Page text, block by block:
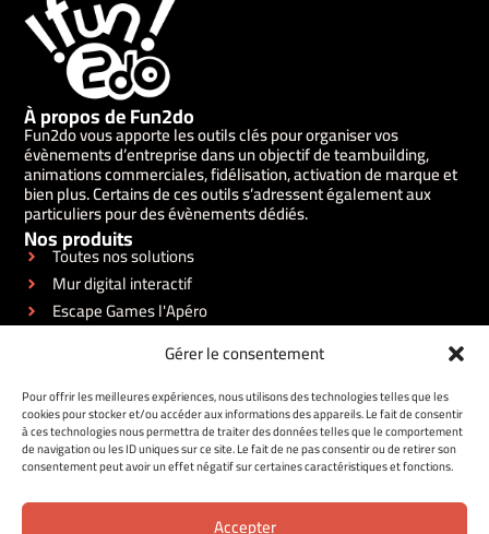
Gérer le consentement
Pour offrir les meilleures expériences, nous utilisons des technologies telles que les
cookies pour stocker et/ou accéder aux informations des appareils. Le fait de consentir
à ces technologies nous permettra de traiter des données telles que le comportement
de navigation ou les ID uniques sur ce site. Le fait de ne pas consentir ou de retirer son
consentement peut avoir un effet négatif sur certaines caractéristiques et fonctions.
Accepter
À propos de Fun2do
Fun2do vous apporte les outils clés pour organiser vos
évènements d’entreprise dans un objectif de teambuilding,
animations commerciales, fidélisation, activation de marque et
bien plus. Certains de ces outils s’adressent également aux
particuliers pour des évènements dédiés.
Nos produits
Toutes nos solutions
Mur digital interactif
Escape Games l'Apéro
Photobooth 360°
Liens utiles
Demander un devis
Nous contacter
Mentions légales
Être rappelé
Rejoignez la communauté !
Être rappelé